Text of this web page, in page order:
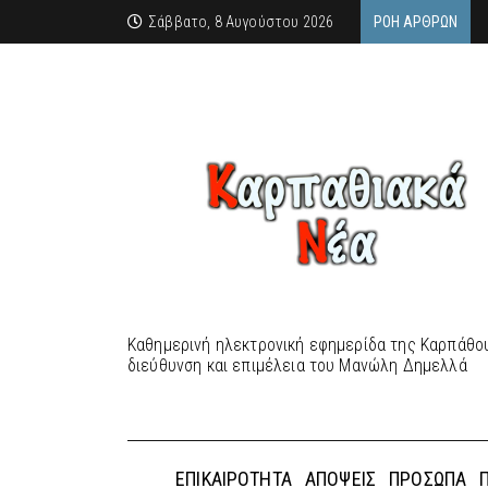
Σάββατο, 8 Αυγούστου 2026 ΡΟΉ ΆΡΘΡΩΝ
Καθημερινή ηλεκτρονική εφημερίδα της
διεύθυνση και επιμέλεια του Μανώλη Δημελλά
ΕΠΙΚΑΙΡΌΤΗΤΑ ΑΠΌΨΕΙΣ ΠΡΌΣΩΠΑ